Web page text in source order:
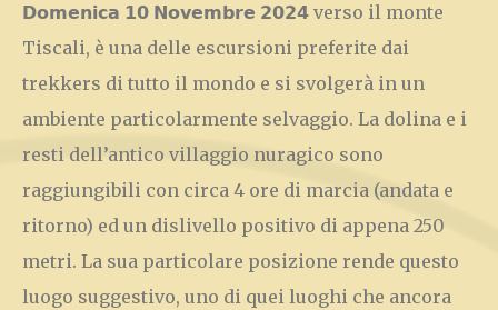
𝗗𝗼𝗺𝗲𝗻𝗶𝗰𝗮 𝟭𝟬 𝗡𝗼𝘃𝗲𝗺𝗯𝗿𝗲 𝟮𝟬𝟮𝟰 verso il monte
Tiscali, è una delle escursioni preferite dai
trekkers di tutto il mondo e si svolgerà in un
ambiente particolarmente selvaggio. La dolina e i
resti dell’antico villaggio nuragico sono
raggiungibili con circa 4 ore di marcia (andata e
ritorno) ed un dislivello positivo di appena 250
metri. La sua particolare posizione rende questo
luogo suggestivo, uno di quei luoghi che ancora